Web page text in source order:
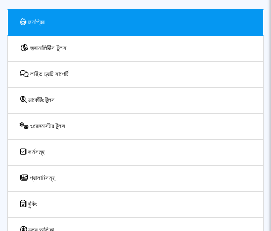
জনপ্রিয়
অ্যানালিটিক্স টুলস
লাইভ চ্যাট সাপোর্ট
মার্কেটিং টুলস
ওয়েবমাস্টার টুলস
ফর্মসমূহ
গ্যালারিসমূহ
বুকিং